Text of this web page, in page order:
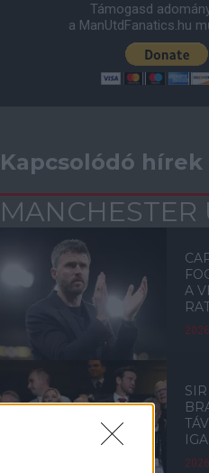
Támogasd
a ManUtdFanatics.hu
Kapcsolódó hírek
MANCHESTER
A